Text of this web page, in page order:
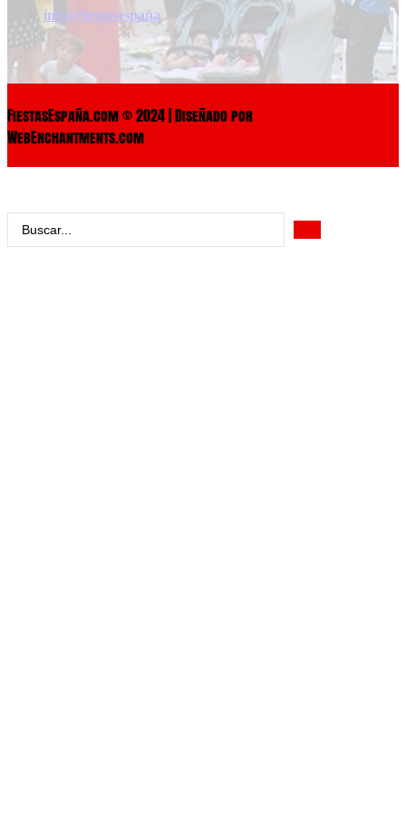
info@fiestasespaña
FiestasEspaña.com © 2024 | Diseñado por
WebEnchantments.com